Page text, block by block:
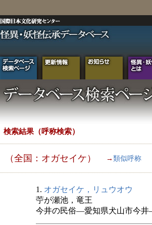
検索結果（呼称検索）
（全国：オガセイケ） → 類似呼称
1. オガセイケ，リュウオウ
苧が瀬池，竜王
今井の民俗―愛知県犬山市今井